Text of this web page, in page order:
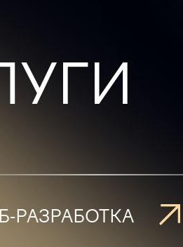
РАЗРАБОТКА